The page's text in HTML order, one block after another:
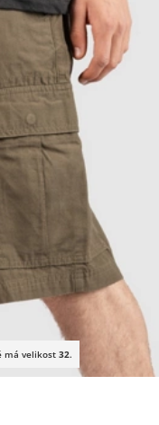
má velikost 32.